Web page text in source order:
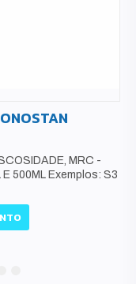
MRC -
500ML Exemplos: S3